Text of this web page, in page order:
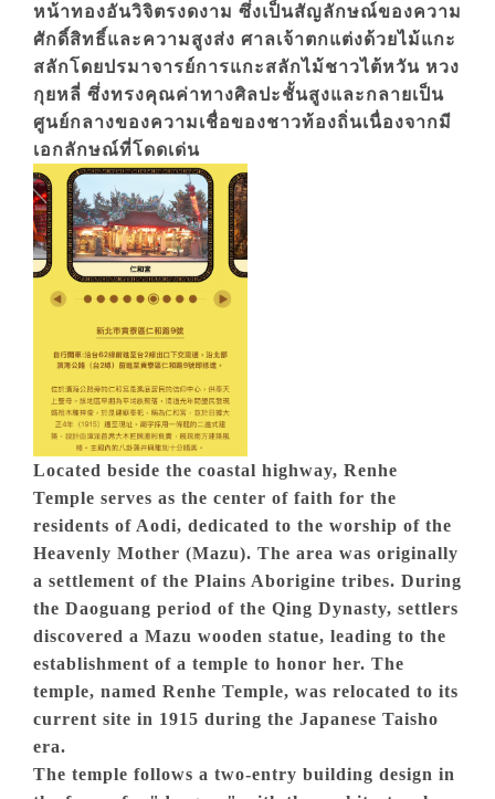
หน้าทองอันวิจิตรงดงาม ซึ่งเป็นสัญลักษณ์ของความ
ศักดิ์สิทธิ์และความสูงส่ง ศาลเจ้าตกแต่งด้วยไม้แกะ
สลักโดยปรมาจารย์การแกะสลักไม้ชาวไต้หวัน หวง
กุยหลี่ ซึ่งทรงคุณค่าทางศิลปะชั้นสูงและกลายเป็น
ศูนย์กลางของความเชื่อของชาวท้องถิ่นเนื่องจากมี
เอกลักษณ์ที่โดดเด่น
Located beside the coastal highway, Renhe
Temple serves as the center of faith for the
residents of Aodi, dedicated to the worship of the
Heavenly Mother (Mazu). The area was originally
a settlement of the Plains Aborigine tribes. During
the Daoguang period of the Qing Dynasty, settlers
discovered a Mazu wooden statue, leading to the
establishment of a temple to honor her. The
temple, named Renhe Temple, was relocated to its
current site in 1915 during the Japanese Taisho
era.
The temple follows a two-entry building design in